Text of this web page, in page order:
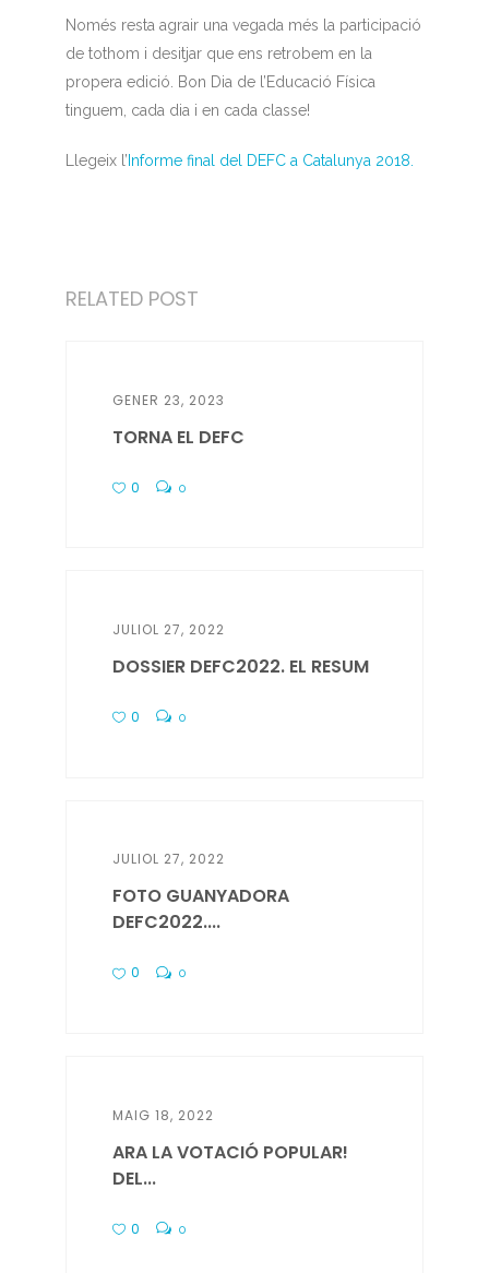
Només resta agrair una vegada més la participació
de tothom i desitjar que ens retrobem en la
propera edició. Bon Dia de l’Educació Física
tinguem, cada dia i en cada classe!
Llegeix l’ Informe final del DEFC a Catalunya 2018.
RELATED POST
GENER 23, 2023
TORNA EL DEFC
0 0
JULIOL 27, 2022
DOSSIER DEFC2022. EL RESUM
0 0
JULIOL 27, 2022
FOTO GUANYADORA
DEFC2022....
0 0
MAIG 18, 2022
ARA LA VOTACIÓ POPULAR!
DEL...
0 0